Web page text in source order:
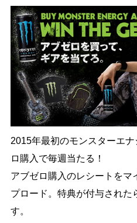
2015年最初のモンスターエ
ロ購入で毎週当たる！
アブゼロ購入のレシートをマ
プロード。特典が付与された
す。